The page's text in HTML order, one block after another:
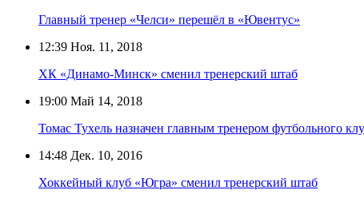
Главный тренер «Челси» перешёл в «Ювентус»
12:39 Ноя. 11, 2018
ХК «Динамо-Минск» сменил тренерский штаб
19:00 Май 14, 2018
Томас Тухель назначен главным тренером футбольного
14:48 Дек. 10, 2016
Хоккейный клуб «Югра» сменил тренерский штаб